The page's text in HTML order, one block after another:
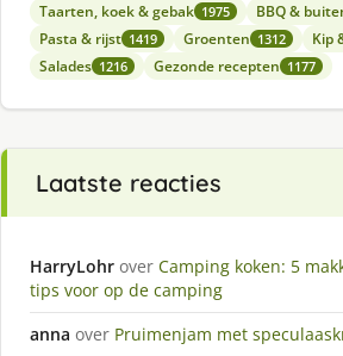
Taarten, koek & gebak 1975 BBQ &
Pasta & rijst 1419 Groenten 1312 Kip
Salades 1216 Gezonde recepten 1177
Laatste reacties
HarryLohr over Camping koken: 5
tips voor op de camping
anna over Pruimenjam met